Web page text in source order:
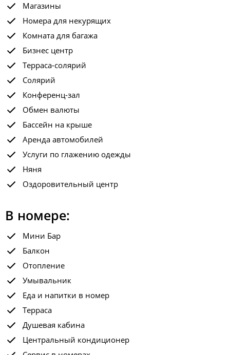
Магазины
Номера для некурящих
Комната для багажа
Бизнес центр
Терраса-солярий
Солярий
Конференц-зал
Обмен валюты
Бассейн на крыше
Аренда автомобилей
Услуги по глажению одежды
Няня
Оздоровительный центр
В номере:
Мини Бар
Балкон
Отопление
Умывальник
Еда и напитки в номер
Терраса
Душевая кабина
Центральный кондиционер